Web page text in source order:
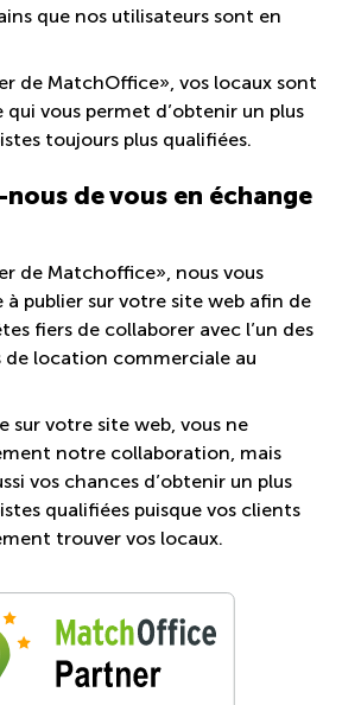
que nos utilisateurs sont en
de MatchOffice», vos locaux sont
qui vous permet d’obtenir un plus
toujours plus qualifiées.
de vous en échange
de Matchoffice», nous vous
à publier sur votre site web afin de
fiers de collaborer avec l’un des
de location commerciale au
sur votre site web, vous ne
notre collaboration, mais
vos chances d’obtenir un plus
qualifiées puisque vos clients
trouver vos locaux.